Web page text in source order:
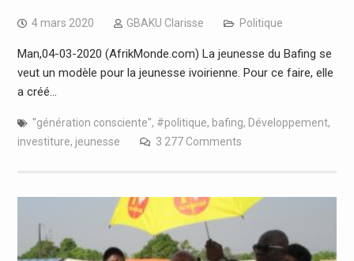
4 mars 2020 GBAKU Clarisse Politique
Man,04-03-2020 (AfrikMonde.com) La jeunesse du Bafing se
veut un modèle pour la jeunesse ivoirienne. Pour ce faire, elle
a créé…
''génération consciente'', #politique, bafing, Développement,
investiture, jeunesse 3 277 Comments